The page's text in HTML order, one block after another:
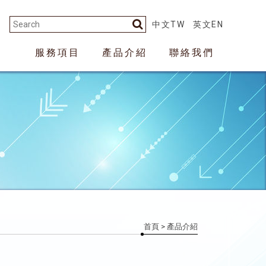
中文TW 英文EN
服務項目 產品介紹 聯絡我們
首頁> 產品介紹